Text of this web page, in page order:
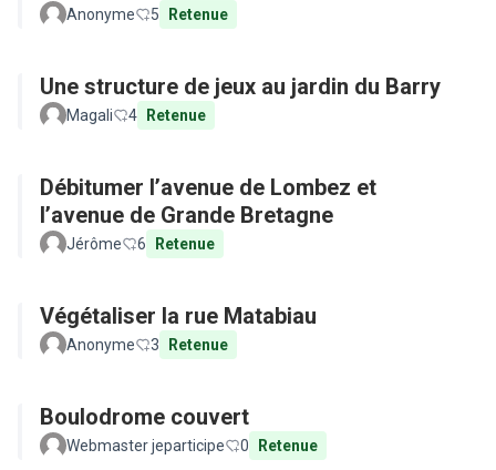
Anonyme 5 Retenue
Une structure de jeux au jardin du Barry
Magali 4 Retenue
Débitumer l’avenue de Lombez et
l’avenue de Grande Bretagne
Jérôme 6 Retenue
Végétaliser la rue Matabiau
Anonyme 3 Retenue
Boulodrome couvert
Webmaster jeparticipe 0 Retenue